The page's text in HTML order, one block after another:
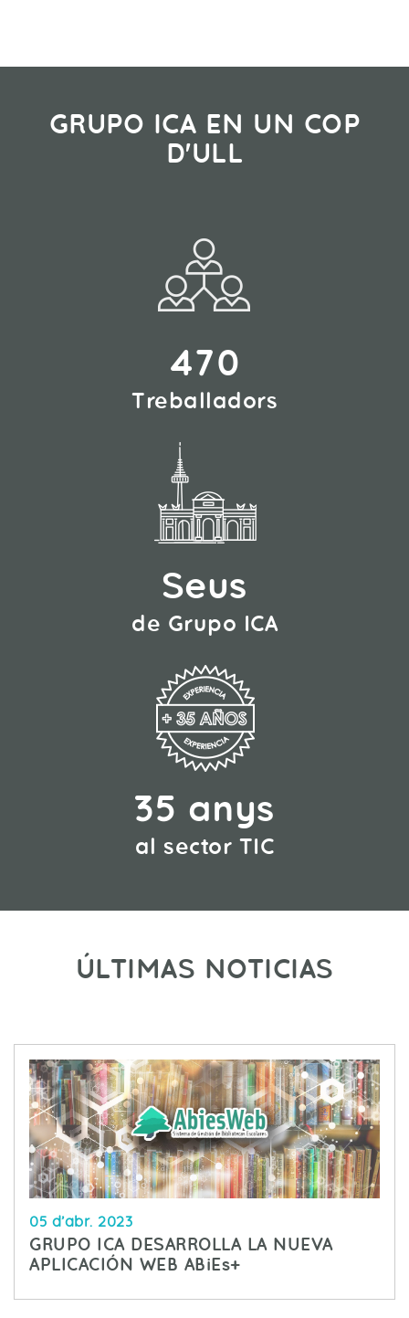
GRUPO ICA EN UN COP
D'ULL
470
Treballadors
Seus
de Grupo ICA
35 anys
al sector TIC
ÚLTIMAS NOTICIAS
05 d’abr. 2023
GRUPO ICA DESARROLLA LA NUEVA
APLICACIÓN WEB ABiEs+